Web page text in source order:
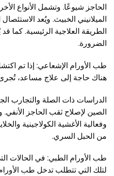
الحاجز شيوعًا. وتشمل الأنواع
الميلانيني الخبيث. ويُعد
الطريقة العلاجية الرئيسية. كما
الضرورة.
طب الأورام الإشعاعي: إذا تم
هناك حاجة إلى علاج مساعد، تُجرى
الدراسات ذات الصلة والتجارب
الصين لإصلاح ثقب الحاجز
وفعالية الأغشية الكولاجينية
من الحبل السري.
طب الأورام الطبي: في الحالات
لتلك التي تتطلب تدخل طب